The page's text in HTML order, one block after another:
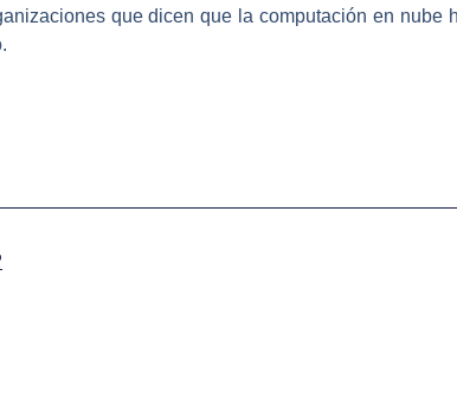
que dicen que la computación en